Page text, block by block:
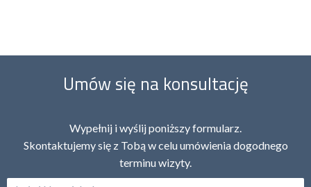
Umów się na konsultację
Wypełnij i wyślij poniższy formularz.
Skontaktujemy się z Tobą w celu umówienia dogodnego
terminu wizyty.